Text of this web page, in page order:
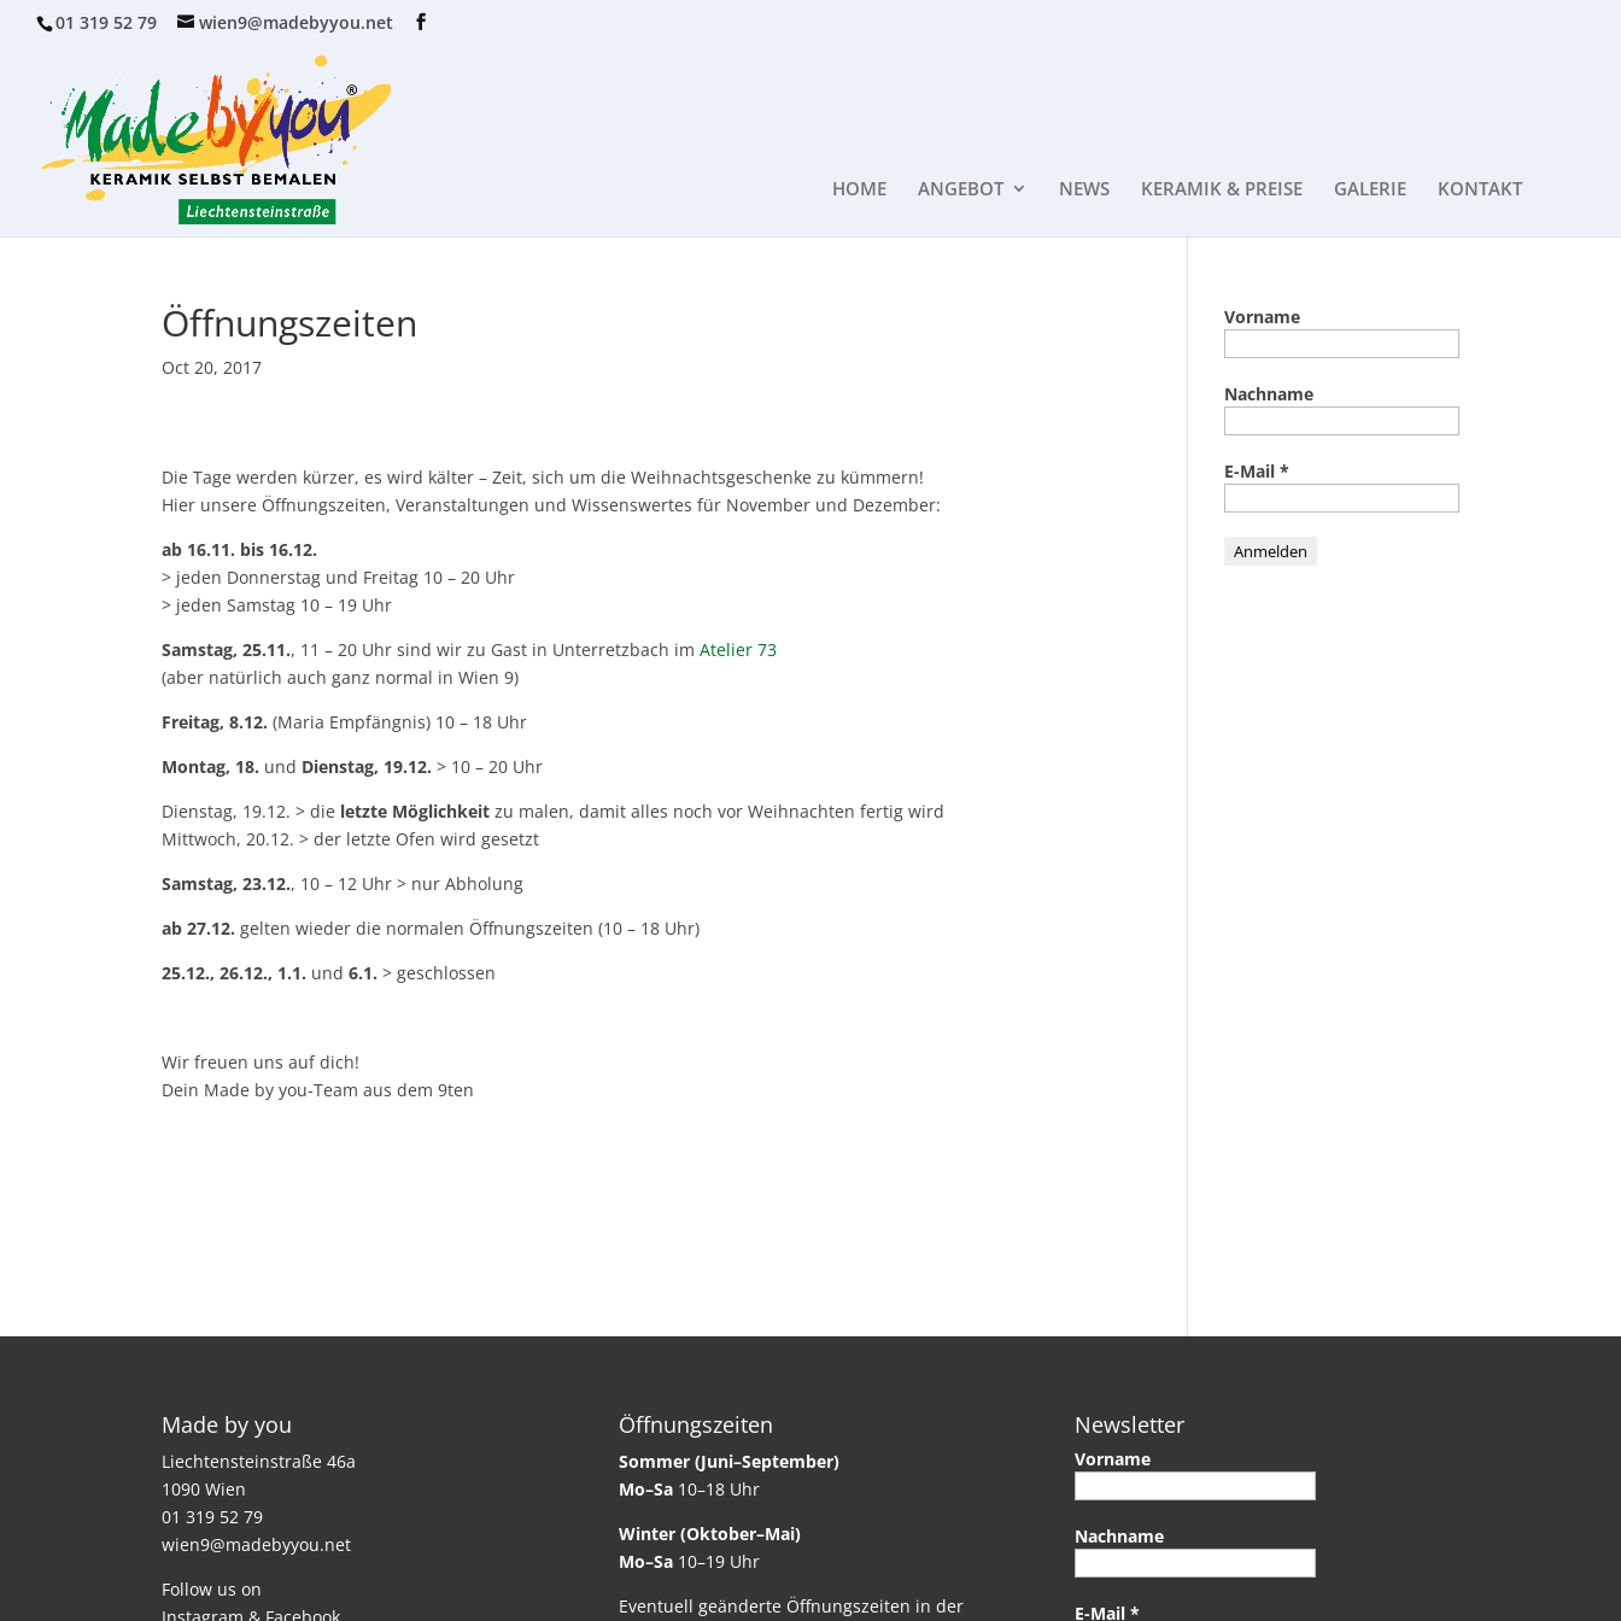
01 319 52 79 wien9@madebyyou.net
HOME ANGEBOT NEWS KERAMIK & PREISE GALERIE KONTAKT
Öffnungszeiten
Oct 20, 2017
Die Tage werden kürzer, es wird kälter – Zeit, sich um die Weihnachtsgeschenke zu kümmern!
Hier unsere Öffnungszeiten, Veranstaltungen und Wissenswertes für November und Dezember:
ab 16.11. bis 16.12.
> jeden Donnerstag und Freitag 10 – 20 Uhr
> jeden Samstag 10 – 19 Uhr
Samstag, 25.11., 11 – 20 Uhr sind wir zu Gast in Unterretzbach imAtelier 73
(aber natürlich auch ganz normal in Wien 9)
Freitag, 8.12. (Maria Empfängnis) 10 – 18 Uhr
Montag, 18. und Dienstag, 19.12. > 10 – 20 Uhr
Dienstag, 19.12. > die letzte Möglichkeit zu malen, damit alles noch vor Weihnachten fertig wird
Mittwoch, 20.12. > der letzte Ofen wird gesetzt
Samstag, 23.12., 10 – 12 Uhr > nur Abholung
ab 27.12. gelten wieder die normalen Öffnungszeiten (10 – 18 Uhr)
25.12., 26.12., 1.1. und 6.1.> geschlossen
Wir freuen uns auf dich!
Dein Made by you-Team aus dem 9ten
Vorname
Nachname
E-Mail*
Made by you
Liechtensteinstraße 46a
1090 Wien
01 319 52 79
wien9@madebyyou.net
Follow us on
Öffnungszeiten
Sommer (Juni–September)
Mo–Sa10–18 Uhr
Winter (Oktober–Mai)
Mo–Sa10–19 Uhr
Eventuell geänderte Öffnungszeiten in der
Newsletter
Vorname
Nachname
E-Mail *